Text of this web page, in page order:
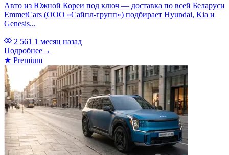
Авто из Южной Кореи под ключ — доставка по всей Беларуси
EmmetCars (ООО «Сайпл-групп») подбирает Hyundai, Kia и
Genesis...
2 561 1 месяц назад
Подробнее→
★ Premium